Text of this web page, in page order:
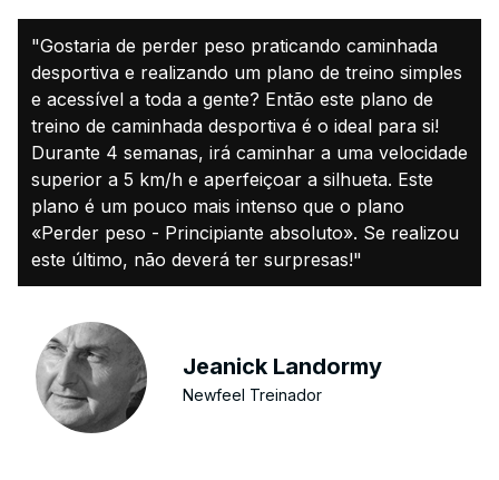
"Gostaria de perder peso praticando caminhada
desportiva e realizando um plano de treino simples
e acessível a toda a gente? Então este plano de
treino de caminhada desportiva é o ideal para si!
Durante 4 semanas, irá caminhar a uma velocidade
superior a 5 km/h e aperfeiçoar a silhueta. Este
plano é um pouco mais intenso que o plano
«Perder peso - Principiante absoluto». Se realizou
este último, não deverá ter surpresas!"
Jeanick Landormy
Newfeel Treinador